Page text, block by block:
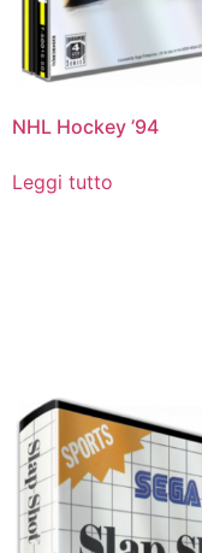
NHL Hockey ’94
Leggi tutto